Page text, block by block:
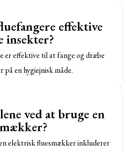
effektive
insekter?
er effektive til at fange og dræbe
en hygiejnisk måde.
ved at bruge en
elektrisk fluesmækker inkluderer